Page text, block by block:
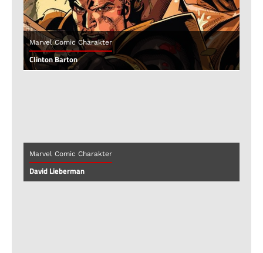
Marvel Comic Charakter
Clinton Barton
Marvel Comic Charakter
David Lieberman